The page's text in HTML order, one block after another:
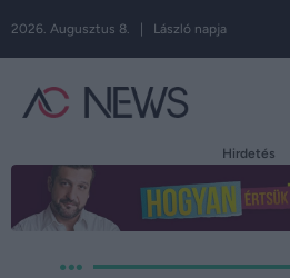
2026. Augusztus 8. | László napja
Hirdetés